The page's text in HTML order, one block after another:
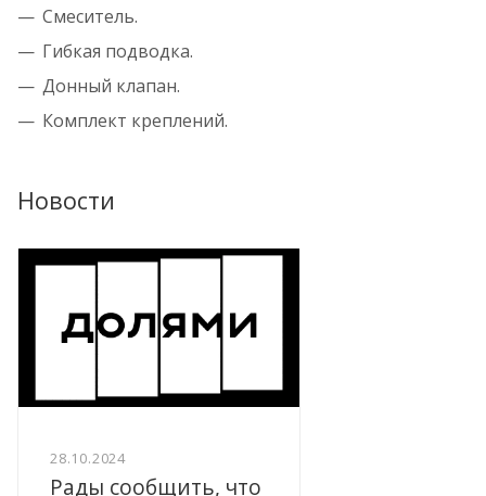
Смеситель.
Гибкая подводка.
Донный клапан.
Комплект креплений.
Новости
28.10.2024
Рады сообщить, что